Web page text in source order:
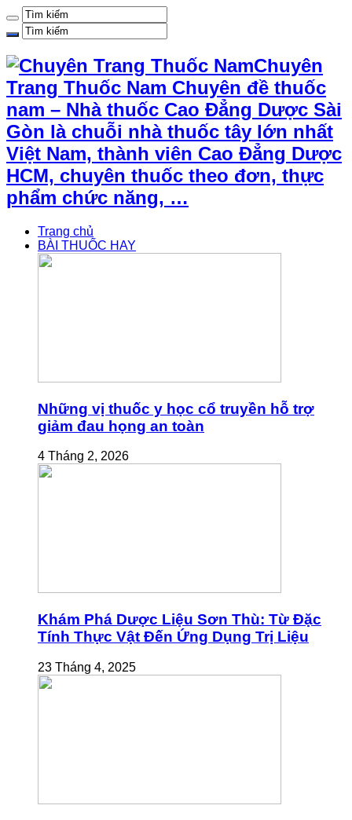
Chuyên
Trang Thuốc Nam Chuyên đề thuốc
nam – Nhà thuốc Cao Đẳng Dược Sài
Gòn là chuỗi nhà thuốc tây lớn nhất
Việt Nam, thành viên Cao Đẳng Dược
HCM, chuyên thuốc theo đơn, thực
phẩm chức năng, …
Trang chủ
BÀI THUỐC HAY
Những vị thuốc y học cổ truyền hỗ trợ
giảm đau họng an toàn
4 Tháng 2, 2026
Khám Phá Dược Liệu Sơn Thù: Từ Đặc
Tính Thực Vật Đến Ứng Dụng Trị Liệu
23 Tháng 4, 2025